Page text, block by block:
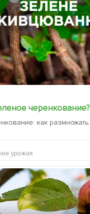
черенкование?
как размножать
урожая